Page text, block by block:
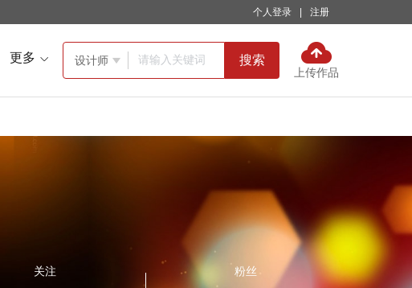
个人登录 注册
更多  设计师  搜索
上传作品
关注 粉丝